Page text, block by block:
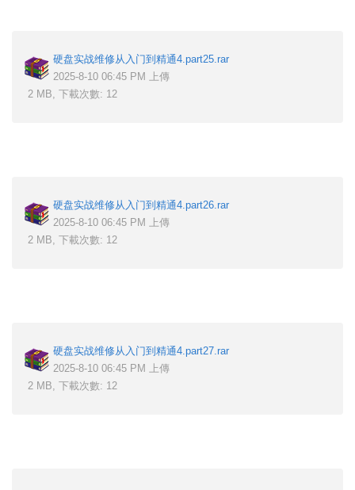
硬盘实战维修从入门到精通4.part25.rar
2025-8-10 06:45 PM 上傳
2 MB, 下載次數: 12
硬盘实战维修从入门到精通4.part26.rar
2025-8-10 06:45 PM 上傳
2 MB, 下載次數: 12
硬盘实战维修从入门到精通4.part27.rar
2025-8-10 06:45 PM 上傳
2 MB, 下載次數: 12